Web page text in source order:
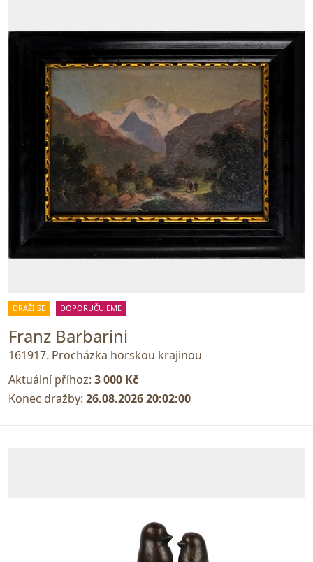
DRAŽÍ SE DOPORUČUJEME
Franz Barbarini
161917. Procházka horskou krajinou
Aktuální příhoz: 3 000 Kč
Konec dražby: 26.08.2026 20:02:00